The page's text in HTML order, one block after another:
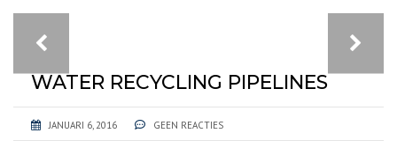
WATER RECYCLING PIPELINES
JANUARI 6, 2016 GEEN REACTIES